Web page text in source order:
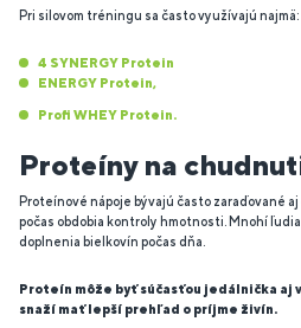
Pri silovom tréningu sa často využívajú najmä:
4 SYNERGY Protein
ENERGY Protein,
Profi WHEY Protein.
Proteíny na
Proteínové nápoje bývajú často zaraďované
počas obdobia kontroly hmotnosti. Mnohí
doplnenia bielkovín počas dňa.
Proteín môže byť súčasťou jedálnička aj
snaží mať lepší prehľad o príjme živín.